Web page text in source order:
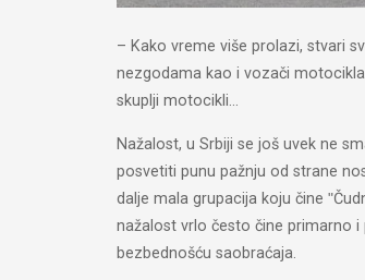
– Kako vreme više prolazi, stvari
nezgodama kao i vozači
skuplji motocikli…
Nažalost, u Srbiji se još uvek ne
posvetiti punu pažnju od strane
dalje mala grupacija koju čine
nažalost vrlo često čine primarno
bezbednošću saobraćaja.